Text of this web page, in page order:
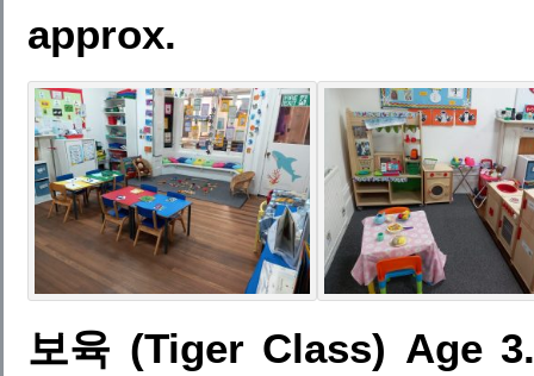
approx.
보육 (Tiger Class) Age